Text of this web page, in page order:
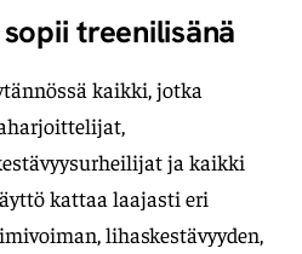
treenilisänä
kaikki, jotka
ja kaikki
kattaa laajasti eri
lihaskestävyyden,